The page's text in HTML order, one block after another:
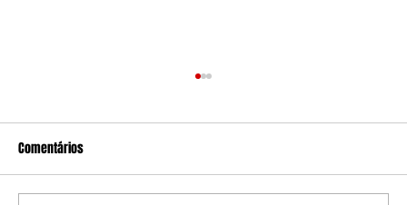
Comentários